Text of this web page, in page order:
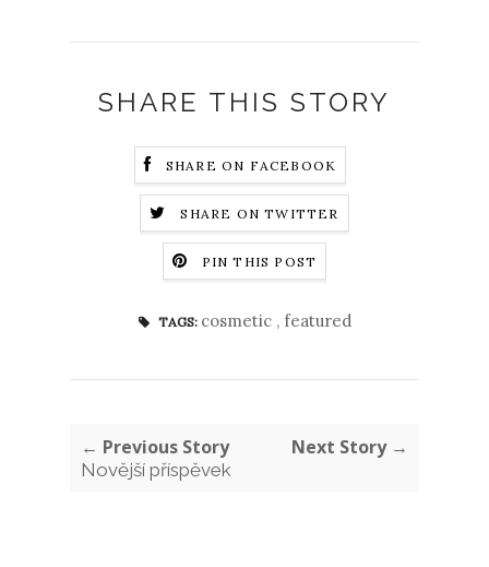
SHARE THIS STORY
SHARE ON FACEBOOK
SHARE ON TWITTER
PIN THIS POST
TAGS: cosmetic , featured
← Previous Story
Novější příspěvek
Next Story →